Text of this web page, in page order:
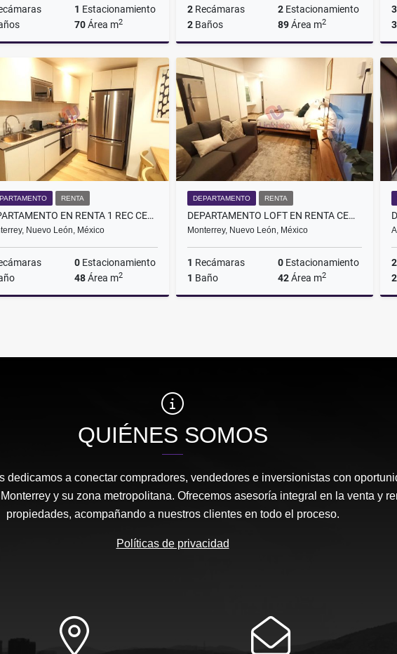
1 Estacionamiento
70Área m2
Renta
$32,400
2 Recámaras 2 Estacionamiento
2 Baños 89Área m2
Renta
$36,000
3
3
RENTA
DEPARTAMENTO EN RENTA 1 REC CENTRO DE MONTERREY NL
Nuevo León, México
0Estacionamiento
48Área m2
DEPARTAMENTO RENTA
DEPARTAMENTO LOFT EN RENTA CENTRO MONTERREY
Monterrey, Nuevo León, México
1 Recámaras 0 Estacionamiento
1 Baño 42Área m2
2
2
QUIÉNES SOMOS
dedicamos a conectar compradores, vendedores e inversionistas con
y su zona metropolitana. Ofrecemos asesoría integral en la venta y
propiedades, acompañando a nuestros clientes en todo el proceso.
Políticas de privacidad